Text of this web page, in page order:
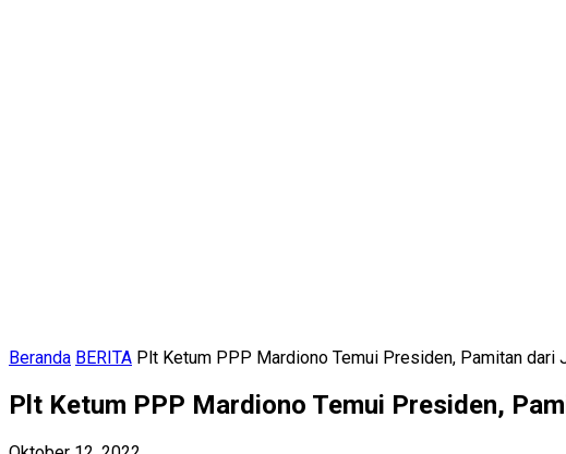
Beranda BERITA Plt Ketum PPP Mardiono Temui Presiden, Pamitan dari
Plt Ketum PPP Mardiono Temui Presiden,